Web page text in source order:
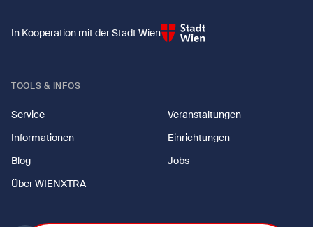
In Kooperation mit der Stadt Wien
TOOLS & INFOS
Service
Veranstaltungen
Informationen
Einrichtungen
Blog
Jobs
Über WIENXTRA